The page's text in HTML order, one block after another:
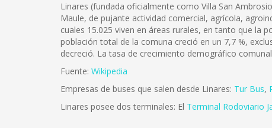
Linares (fundada oficialmente como Villa San
Maule, de pujante actividad comercial, agrícola,
cuales 15.025 viven en áreas rurales, en tanto que la
población total de la comuna creció en un 7,7 %,
decreció. La tasa de crecimiento demográfico
Fuente: Wikipedia
Empresas de buses que salen desde Linares: Tur Bus,
Linares posee dos terminales: El Terminal Rodoviario